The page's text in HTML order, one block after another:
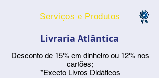
Serviços e Produtos
Livraria Atlântica
Desconto de 15% em dinheiro ou 12% nos
cartões;
*Exceto Livros Didáticos